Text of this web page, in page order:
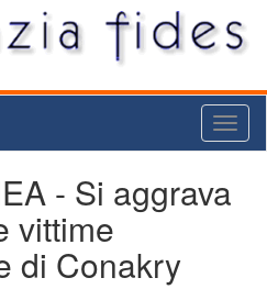
- Si aggrava
vittime
di Conakry